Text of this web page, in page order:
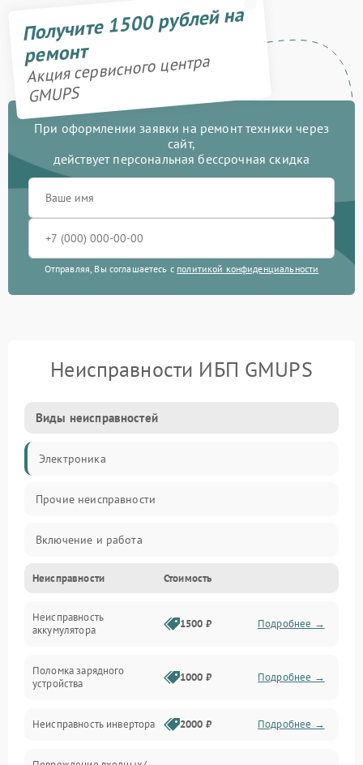
Получите 1500 рублей на
ремонт
Акция сервисного центра
GMUPS
При оформлении заявки на ремонт техники через
сайт,
действует персональная бессрочная скидка
Отправляя, Вы соглашаетесь с политикой конфиденциальности
Неисправности ИБП GMUPS
Виды неисправностей
Электроника
Прочие неисправности
Включение и работа
Работа с нагрузкой
Звук и индикация
Неисправности Стоимость
Неисправность
аккумулятора
1500 ₽ Подробнее →
Поломка зарядного
устройства
1000 ₽ Подробнее →
Неисправность инвертора 2000 ₽ Подробнее →